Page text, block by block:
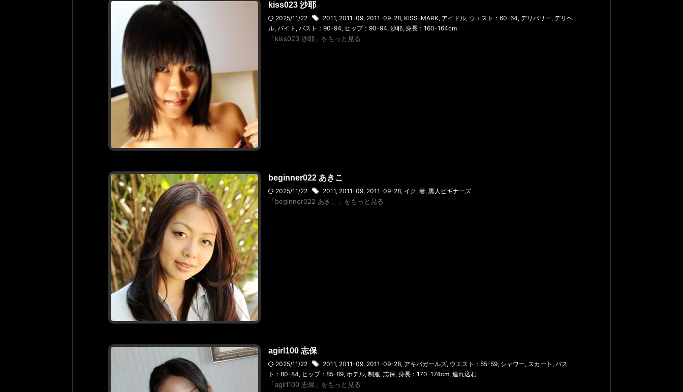
kiss023 沙耶
2025/11/22 2011, 2011-09, 2011-09-28, KISS-MARK, アイドル, ウエスト：60-64, デリバリー, デリヘ
ル, バイト , バスト：90-94, ヒップ：90-94, 沙耶, 身長：160-164cm
「kiss023 沙耶」をもっと見る
beginner022 あきこ
2025/11/22 2011, 2011-09, 2011-09-28, イク , 妻, 黒人ビギナーズ
「beginner022 あきこ」をもっと見る
agirl100 志保
2025/11/22 2011, 2011-09, 2011-09-28, アキバガールズ, ウエスト：55-59, シャワー, スカート , バス
ト：80-84, ヒップ：85-89, ホテル, 制服, 志保, 身長：170-174cm, 連れ込む
「agirl100 志保」をもっと見る